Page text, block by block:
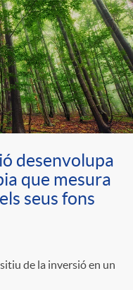
desenvolupa
que mesura
seus fons
de la inversió en un